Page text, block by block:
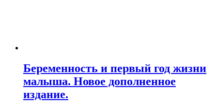
Беременность и первый год жизни
малыша. Новое дополненное
издание.